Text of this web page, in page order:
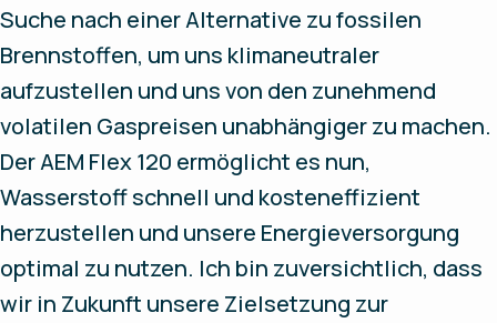
Suche nach einer Alternative zu fossilen
Brennstoffen, um uns klimaneutraler
aufzustellen und uns von den zunehmend
volatilen Gaspreisen unabhängiger zu machen.
Der AEM Flex 120 ermöglicht es nun,
Wasserstoff schnell und kosteneffizient
herzustellen und unsere Energieversorgung
optimal zu nutzen. Ich bin zuversichtlich, dass
wir in Zukunft unsere Zielsetzung zur